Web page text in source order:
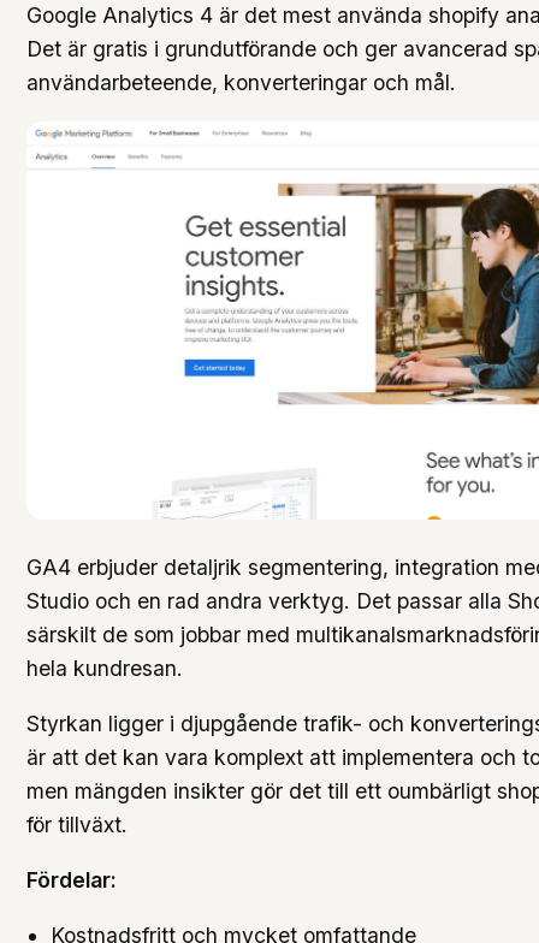
Google Analytics 4 är det mest använda shopify
Det är gratis i grundutförande och ger avancerad
användarbeteende, konverteringar och mål.
GA4 erbjuder detaljrik segmentering, integration
Studio och en rad andra verktyg. Det passar alla
särskilt de som jobbar med
hela kundresan.
Styrkan ligger i djupgående trafik- och
är att det kan vara komplext att implementera och
men mängden insikter gör det till ett oumbärligt
för tillväxt.
Fördelar:
Kostnadsfritt och mycket omfattande